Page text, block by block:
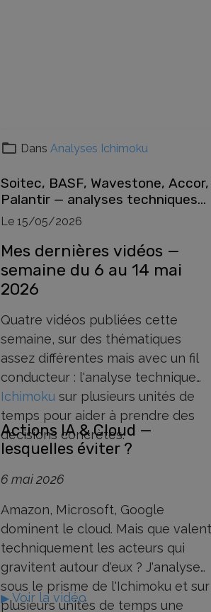
Dans Analyses Ichimoku
Soitec, BASF, Wavestone, Accor,
Palantir — analyses techniques
Ichimoku semaine du 6 mai 2026
Le 15/05/2026
Mes dernières vidéos —
semaine du 6 au 14 mai
2026
Quatre vidéos publiées cette
semaine, sur des thématiques
assez différentes mais avec un fil
conducteur : l'analyse technique
Ichimoku sur plusieurs unités de
temps pour aider à prendre des
décisions concrètes.
Actions IA & Cloud —
lesquelles éviter ?
6 mai 2026
Amazon, Microsoft, Google
dominent le cloud. Mais que valent
techniquement les acteurs qui
gravitent autour d'eux ? J'analyse
sous le prisme de l'Ichimoku et sur
plusieurs unités de temps une
▶Voir la vidéo